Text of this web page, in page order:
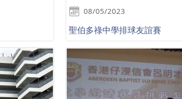
08/05/2023
聖伯多祿中學排球友誼賽